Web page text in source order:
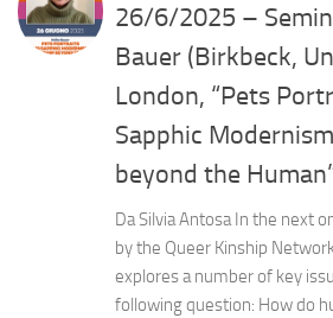
26/6/2025 –
Bauer (Birkbeck,
London, “Pets
Sapphic
beyond the
Da Silvia Antosa In the next
by the Queer Kinship
explores a number of key
following question: How do